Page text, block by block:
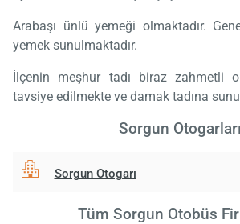
Arabaşı ünlü yemeği olmaktadır.
yemek sunulmaktadır.
İlçenin meşhur tadı biraz zahmetli
tavsiye edilmekte ve damak tadına
Sorgun Otogarları
Sorgun Otogarı
Tüm Sorgun Otobüs